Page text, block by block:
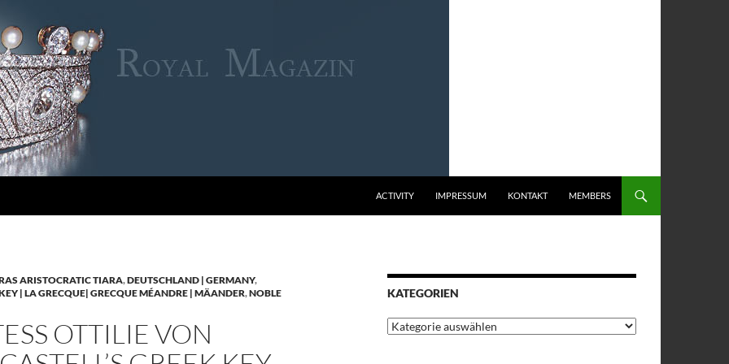
ACTIVITY IMPRESSUM KONTAKT MEMBERS
ARISTOCRATIC TIARA,DEUTSCHLAND | GERMANY,
| LA GRECQUE| GRECQUE MÉANDRE | MÄANDER,NOBLE
OTTILIE VON
KATEGORIEN
Kategorien